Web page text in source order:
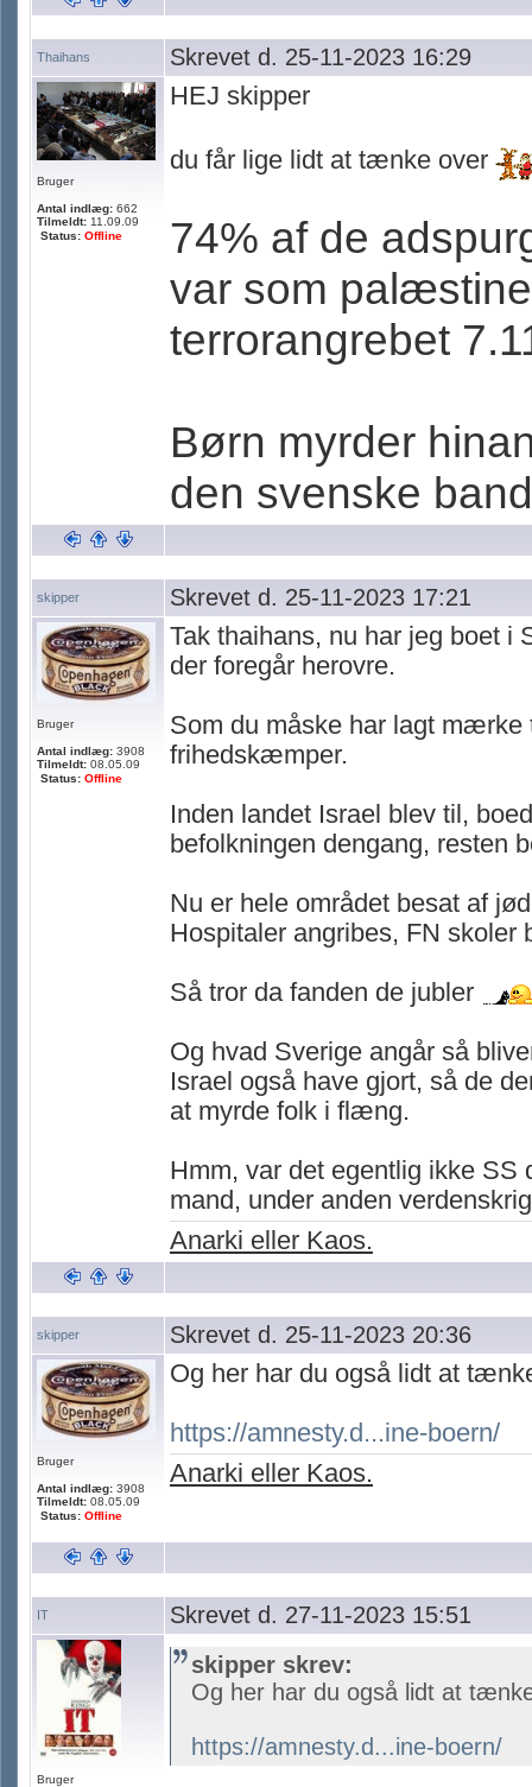
Thaihans Skrevet d. 25-11-2023 16:29
Bruger
Antal indlæg: 662
Tilmeldt: 11.09.09
Status: Offline
HEJ skipper
du får lige lidt at tænke over
74% af de
var som
terrorangrebet
Børn myrder
den svenske
skipper Skrevet d. 25-11-2023 17:21
Bruger
Antal indlæg: 3908
Tilmeldt: 08.05.09
Status: Offline
Tak thaihans, nu har jeg boet i
der foregår herovre.
Som du måske har lagt
frihedskæmper.
Inden landet Israel blev til,
befolkningen dengang, resten
Nu er hele området besat af
Hospitaler angribes, FN skoler
Så tror da fanden de jubler
Og hvad Sverige angår så
Israel også have gjort, så de
at myrde folk i flæng.
Hmm, var det egentlig ikke SS
mand, under anden
Anarki eller Kaos.
skipper Skrevet d. 25-11-2023 20:36
Bruger
Antal indlæg: 3908
Tilmeldt: 08.05.09
Status: Offline
Og her har du også lidt at
https://amnesty.d...ine-boern/
Anarki eller Kaos.
IT Skrevet d. 27-11-2023 15:51
Bruger
skipper skrev:
Og her har du også lidt at
https://amnesty.d...ine-boern/